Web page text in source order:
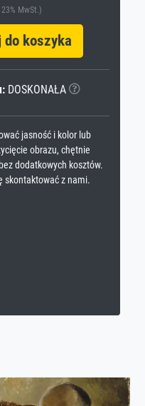
MwSt.)
koszyka
DOSKONAŁA
jasność i kolor lub
obrazu, chętnie
dodatkowych kosztów.
skontaktować z nami.